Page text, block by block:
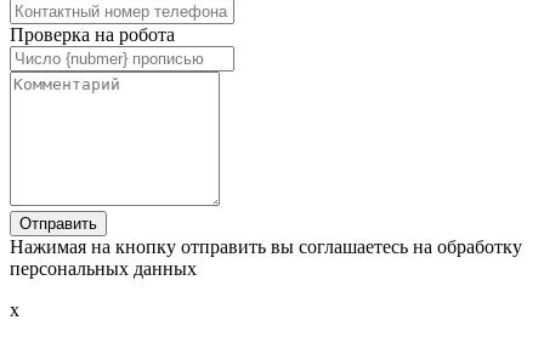
Проверка на робота
Нажимая на кнопку отправить вы соглашаетесь на обработку
персональных данных
x